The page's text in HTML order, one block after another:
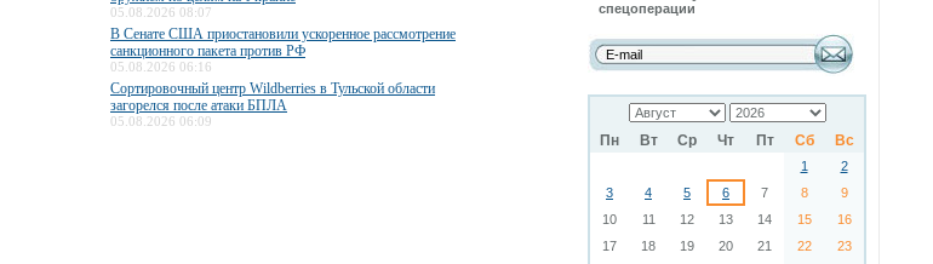
спецоперации
Пн Вт Ср Чт Пт Сб Вс
1
2
3
4 5 6 7 8
9
10
11 12 13 14 15
16
17
18 19 20 21 22
23
05.08.2026 08:07
В Сенате США приостановили ускоренное рассмотрение
санкционного пакета против РФ
05.08.2026 06:16
Сортировочный центр Wildberries в Тульской области
загорелся после атаки БПЛА
05.08.2026 06:09